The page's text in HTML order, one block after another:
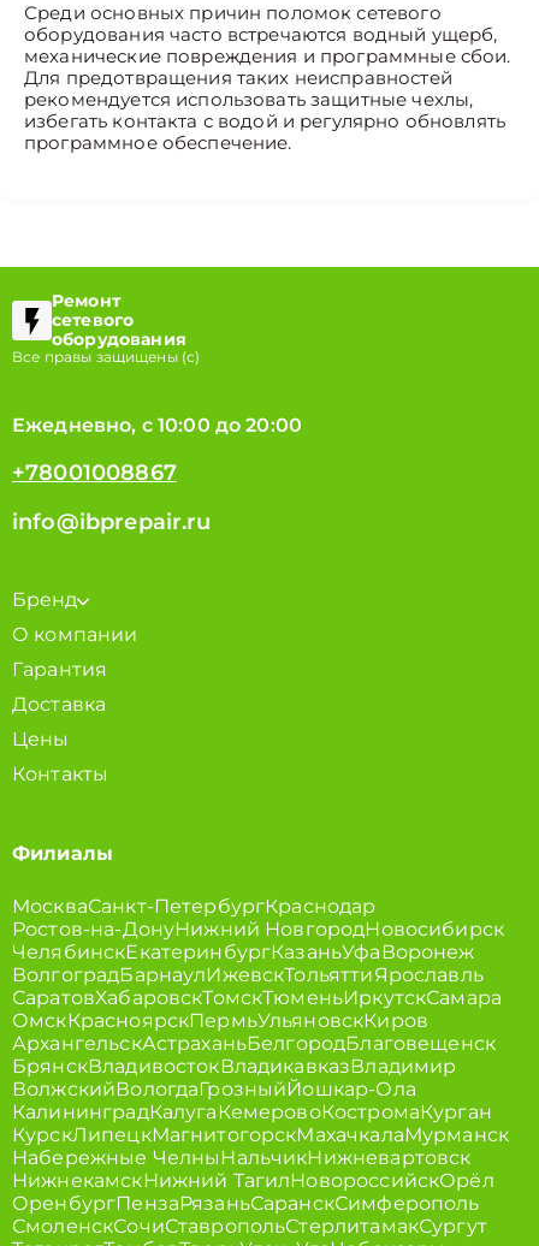
Среди основных причин поломок сетевого
оборудования часто встречаются водный ущерб,
механические повреждения и программные сбои.
Для предотвращения таких неисправностей
рекомендуется использовать защитные чехлы,
избегать контакта с водой и регулярно обновлять
программное обеспечение.
Ремонт
сетевого
оборудования
Все правы защищены (с)
Ежедневно, с 10:00 до 20:00
+78001008867
info@ibprepair.ru
Бренд
О компании
Гарантия
Доставка
Цены
Контакты
Филиалы
МоскваСанкт-ПетербургКраснодар
Ростов-на-ДонуНижний НовгородНовосибирск
ЧелябинскЕкатеринбургКазаньУфаВоронеж
ВолгоградБарнаулИжевскТольяттиЯрославль
СаратовХабаровскТомскТюменьИркутскСамара
ОмскКрасноярскПермьУльяновскКиров
АрхангельскАстраханьБелгородБлаговещенск
БрянскВладивостокВладикавказВладимир
ВолжскийВологдаГрозныйЙошкар-Ола
КалининградКалугаКемеровоКостромаКурган
КурскЛипецкМагнитогорскМахачкалаМурманск
Набережные ЧелныНальчикНижневартовск
НижнекамскНижний ТагилНовороссийскОрёл
ОренбургПензаРязаньСаранскСимферополь
СмоленскСочиСтавропольСтерлитамакСургут